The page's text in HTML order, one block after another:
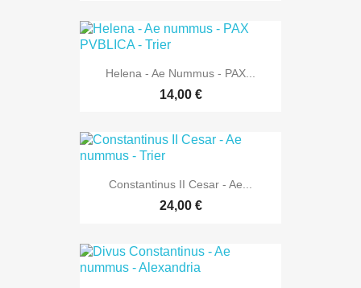
Helena - Ae Nummus - PAX...
14,00 €
Constantinus II Cesar - Ae...
24,00 €